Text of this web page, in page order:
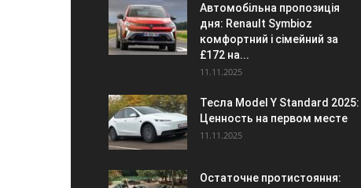
Автомобільна пропозиція
дня: Renault Symbioz
комфортний і сімейний за
£172 на...
11.11.2025
Тесла Model Y Standard 2025:
Ценность на первом месте
11.11.2025
Остаточне протистояння: